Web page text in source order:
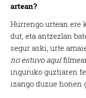
artean?
Hurrengo urtean ere
dut, eta antzezlan
segur aski, urte
no estuvo aquí
inguruko guztiaren
izango duzue honen